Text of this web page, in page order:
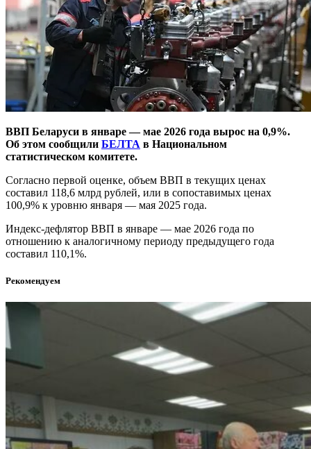
ВВП Беларуси в январе — мае 2026 года вырос на 0,9%.
Об этом сообщили БЕЛТА в Национальном
статистическом комитете.
Согласно первой оценке, объем ВВП в текущих ценах
составил 118,6 млрд рублей, или в сопоставимых ценах
100,9% к уровню января — мая 2025 года.
Индекс-дефлятор ВВП в январе — мае 2026 года по
отношению к аналогичному периоду предыдущего года
составил 110,1%.
Рекомендуем